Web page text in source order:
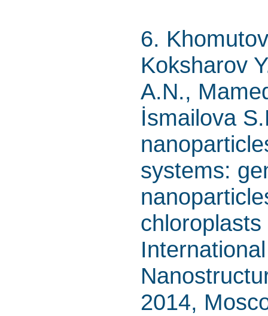
6.
Koksharov
A.N.,
İsmailova
systems:
2014,